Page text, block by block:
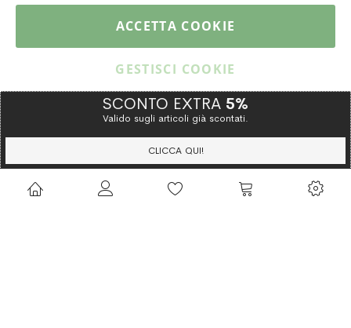
Copyright © 2015 Gioielleria Oreste Troso. All rights reserved. P. IVA
IT02064590751
Privacy Policy Cookie Policy
ACCETTA COOKIE
GESTISCI COOKIE
SCONTO EXTRA 5%
Valido sugli articoli già scontati.
CLICCA QUI!